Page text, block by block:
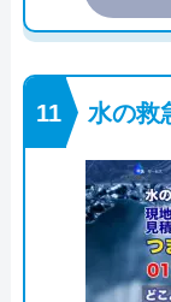
水の救